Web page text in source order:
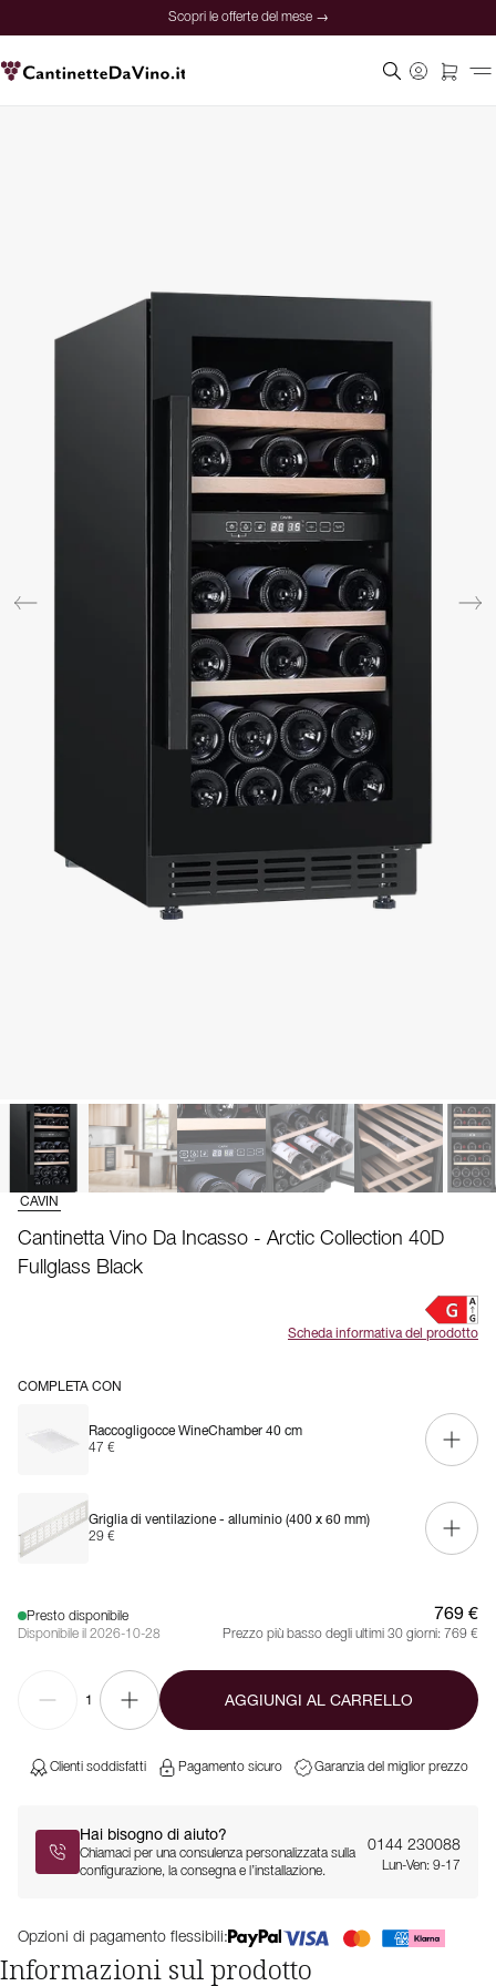
Scopri le offerte del mese →
CAVIN
Cantinetta Vino Da Incasso - Arctic Collection 40D
Fullglass Black
Scheda informativa del prodotto
COMPLETA CON
Raccogligocce WineChamber 40 cm
47 €
Griglia di ventilazione - alluminio (400 x 60 mm)
29 €
Presto disponibile
Disponibile il 2026-10-28
769 €
Prezzo più basso degli ultimi 30 giorni: 769 €
1 AGGIUNGI AL CARRELLO
Clienti soddisfatti Pagamento sicuro Garanzia del miglior prezzo
Hai bisogno di aiuto?
Chiamaci per una consulenza personalizzata sulla
configurazione, la consegna e l’installazione.
0144 230088
Lun-Ven: 9-17
Opzioni di pagamento flessibili:
Informazioni sul prodotto